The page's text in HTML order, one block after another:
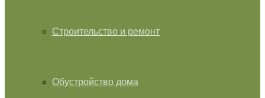
Строительство и ремонт
Обустройство дома